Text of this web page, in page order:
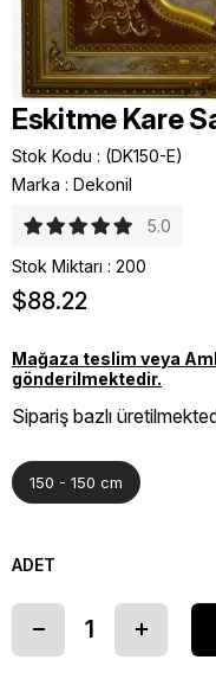
Eskitme Kare
Stok Kodu
(DK150-E)
Marka : Dekonil
5.0
Stok Miktarı : 200
$88.22
Mağaza teslim veya
gönderilmektedir.
Sipariş bazlı
150 - 150 cm
ADET